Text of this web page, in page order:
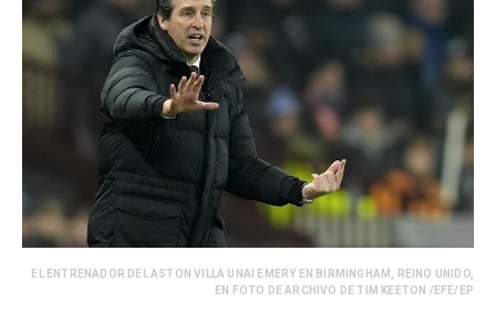
EL ENTRENADOR DEL ASTON VILLA UNAI EMERY EN BIRMINGHAM, REINO UNIDO,
EN FOTO DE ARCHIVO DE TIM KEETON /EFE/EP